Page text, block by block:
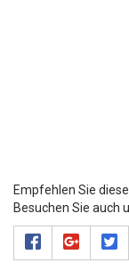
Empfehlen Sie
Besuchen Sie auch